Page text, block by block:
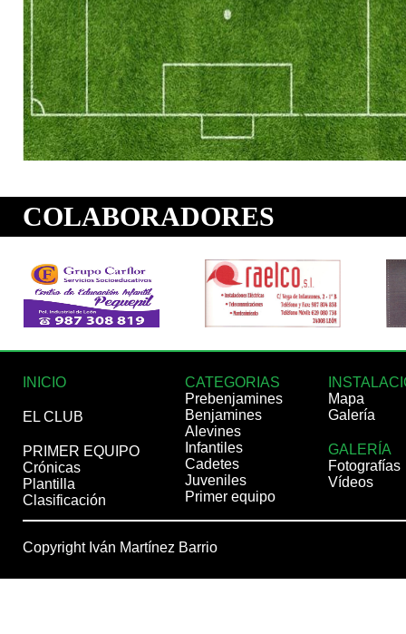
INICIO
EL CLUB
PRIMER EQUIPO
Crónicas
Plantilla
Clasificación
CATEGORIAS
Prebenjamines
Benjamines
Alevines
Infantiles
Cadetes
Juveniles
Primer equipo
Mapa
Galería
GALERÍA
Fotografías
Vídeos
Copyright Iván Martínez Barrio